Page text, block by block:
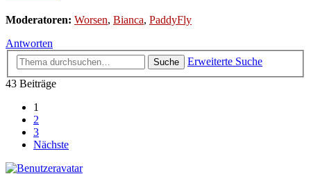
Moderatoren: Worsen, Bianca, PaddyFly
Antworten
Suche
Erweiterte Suche
43 Beiträge
1
2
3
Nächste